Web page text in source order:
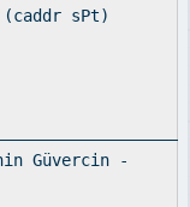
sPt)
Güvercin -